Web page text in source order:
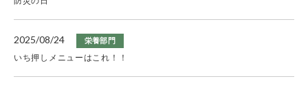
2025/08/24 栄養部門
いち押しメニューはこれ！！